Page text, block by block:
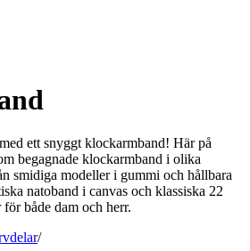
ett snyggt klockarmband! Här på
begagnade klockarmband i olika
smidiga modeller i gummi och hållbara
natoband i canvas och klassiska 22
både dam och herr.
/